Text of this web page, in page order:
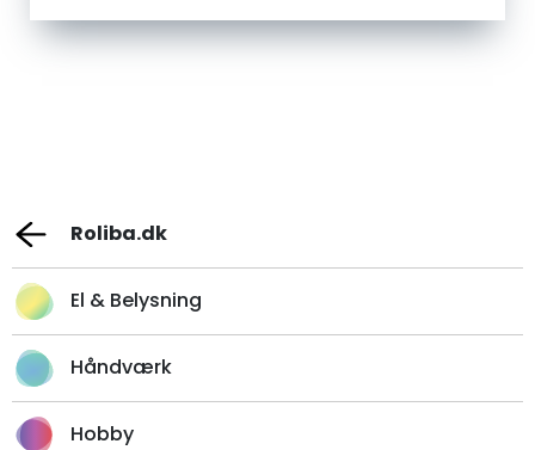
Roliba.dk
El & Belysning
Håndværk
Hobby